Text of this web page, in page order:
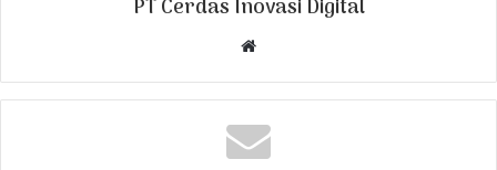
PT Cerdas Inovasi Digital
b
s
i